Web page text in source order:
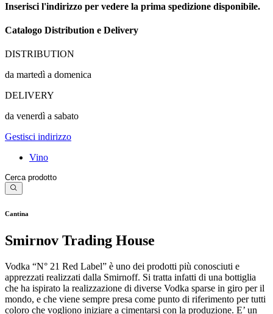
Inserisci l'indirizzo per vedere la prima spedizione disponibile.
Catalogo Distribution e Delivery
DISTRIBUTION
da martedì a domenica
DELIVERY
da venerdì a sabato
Gestisci indirizzo
Vino
Cantina
Smirnov Trading House
Vodka “N° 21 Red Label” è uno dei prodotti più conosciuti e
apprezzati realizzati dalla Smirnoff. Si tratta infatti di una bottiglia
che ha ispirato la realizzazione di diverse Vodka sparse in giro per il
mondo, e che viene sempre presa come punto di riferimento per tutti
coloro che vogliono iniziare a cimentarsi con la produzione. E’ un